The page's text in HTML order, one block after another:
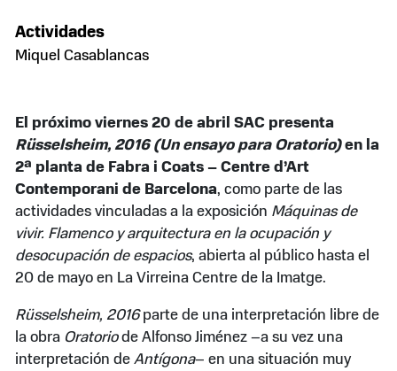
Actividades
Miquel Casablancas
El próximo viernes 20 de abril SAC presenta
Rüsselsheim, 2016 (Un ensayo para Oratorio)en la
2ª planta de Fabra i Coats – Centre d’Art
Contemporani de Barcelona, como parte de las
actividades vinculadas a la exposición Máquinas de
vivir. Flamenco y arquitectura en la ocupación y
desocupación de espacios, abierta al público hasta el
20 de mayo en La Virreina Centre de la Imatge.
Rüsselsheim, 2016parte de una interpretación libre de
la obra Oratoriode Alfonso Jiménez –a su vez una
interpretación deAntígona– en una situación muy